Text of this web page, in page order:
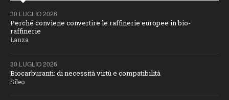
30 LUGLIO 2026
Perché conviene convertire le raffinerie europee in bio-
raffinerie
Lanza
30 LUGLIO 2026
Biocarburanti: di necessità virtù e compatibilità
Sileo